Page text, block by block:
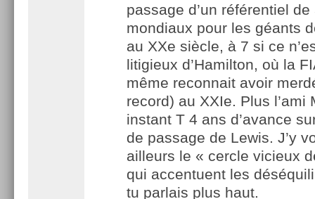
passage d’un référentiel
mondiaux pour les géants
au XXe siècle, à 7 si ce
litigieux d’Hamilton, où la
même reconnait avoir
record) au XXIe. Plus l’ami
instant T 4 ans d’avance
de passage de Lewis. J’y
ailleurs le « cercle vicieux
qui accentuent les
tu parlais plus haut.